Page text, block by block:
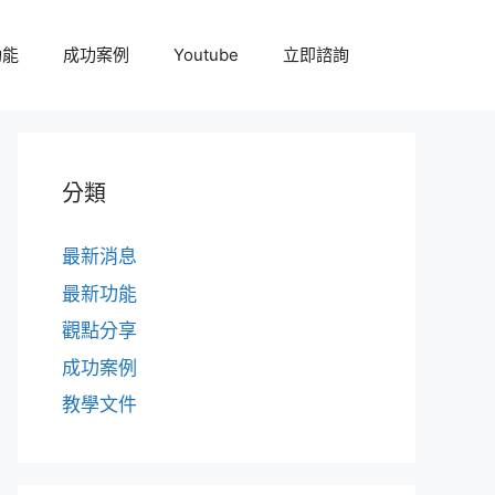
成功案例 Youtube 立即諮詢
分類
最新消息
最新功能
觀點分享
成功案例
教學文件